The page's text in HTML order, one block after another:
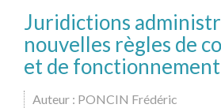
Juridictions
nouvelles règles de
et de fonctionnement
Auteur : PONCIN Frédéric